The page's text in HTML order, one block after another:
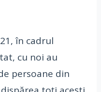
în cadrul
cu noi au
persoane din